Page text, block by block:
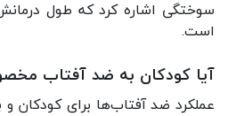
سوختگی اشاره کرد که طول
است.
آیا کودکان به ضد آفتاب
عملکرد ضد آفتاب‌ها برای کودکان